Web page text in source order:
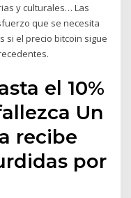
y culturales… Las
que se necesita
si el precio bitcoin sigue
el 10%
Un
recibe
por